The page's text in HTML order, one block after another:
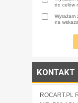
do celów
Wyrażam
na
KONTAKT
ROCART.PL